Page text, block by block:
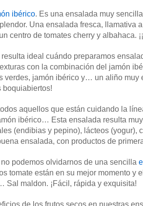
ibérico. Es una ensalada muy
Una ensalada fresca, llamativa
centro de tomates cherry y albahaca.
ideal cuándo preparamos
con la combinación del jamón
verdes, jamón ibérico y… un aliño muy
boquiabiertos!
aquellos que están cuidando la
ibérico… Esta ensalada resulta
(endibias y pepino), lácteos
ensalada, con productos de
podemos olvidarnos de una sencilla
tomate están en su mejor momento y
maldon. ¡Fácil, rápida y exquisita!
de los frutos secos en nuestras